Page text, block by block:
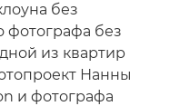
без
фотографа без
из квартир
Нанны
и фотографа